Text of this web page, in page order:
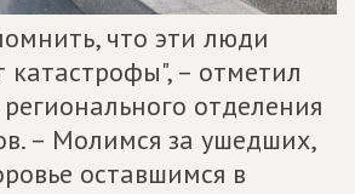
что эти люди
катастрофы", – отметил
отделения
– Молимся за ушедших,
оставшимся в